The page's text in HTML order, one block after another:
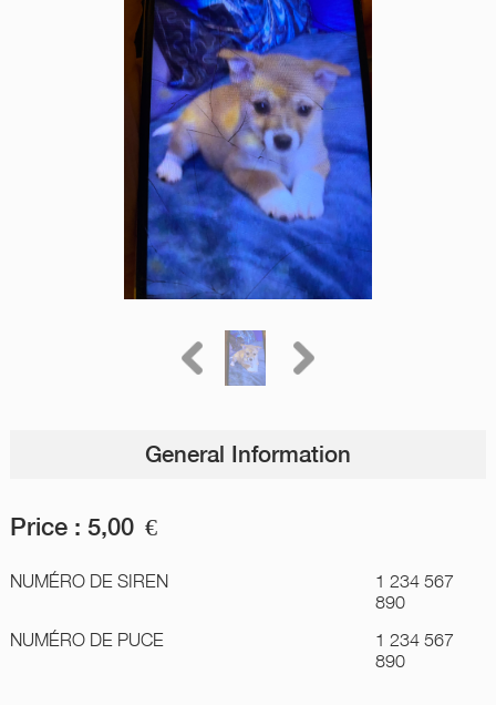
General Information
Price : 5,00 €
NUMÉRO DE SIREN
1 234 567
890
NUMÉRO DE PUCE
1 234 567
890